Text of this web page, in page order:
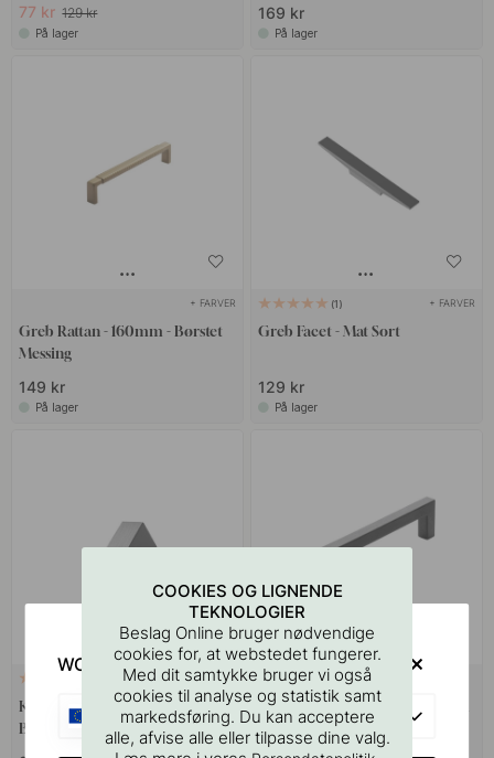
77 kr 129 kr
På lager
169 kr
På lager
+ FARVER
Greb Rattan - 160mm - Børstet
Messing
149 kr
På lager
1 + FARVER
Greb Facet - Mat Sort
129 kr
På lager
+ FARVER
Knop Envelope - 32mm -
Børstet Sort
1
Greb Square Ocean IX - 128mm
- Mat Sort
COOKIES OG LIGNENDE
TEKNOLOGIER
Beslag Online bruger nødvendige
cookies for, at webstedet fungerer.
Med dit samtykke bruger vi også
cookies til analyse og statistik samt
markedsføring. Du kan acceptere
alle, afvise alle eller tilpasse dine valg.
WOULD YOU RATHER VISIT?
EU